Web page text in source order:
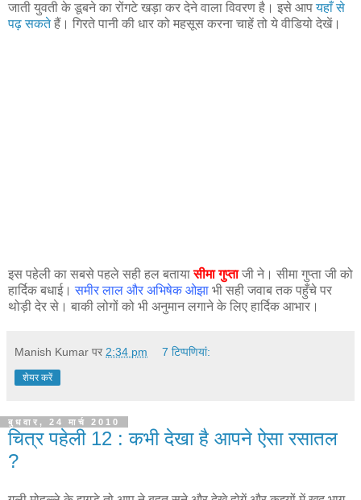
जाती युवती के डूबने का रोंगटे खड़ा कर देने वाला विवरण है। इसे आपयहाँ से
पढ़ सकतेहैं। गिरते पानी की धार को महसूस करना चाहें तो ये वीडियो देखें।
इस पहेली का सबसे पहले सही हल बतायासीमा गुप्ता जी ने। सीमा गुप्ता जी को
हार्दिक बधाई।समीर लाल और अभिषेक ओझा भी सही जवाब तक पहुँचे पर
थोड़ी देर से। बाकी लोगों को भी अनुमान लगाने के लिए हार्दिक आभार।
Manish Kumar पर 2:34 pm 7 टिप्‍पणियां:
शेयर करें
बुधवार, 24 मार्च 2010
चित्र पहेली 12 : कभी देखा है आपने ऐसा रसातल
?